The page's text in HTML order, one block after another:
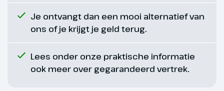
Je ontvangt dan een mooi alternatief van
ons of je krijgt je geld terug.
Lees onder onze praktische informatie
ook meer over gegarandeerd vertrek.